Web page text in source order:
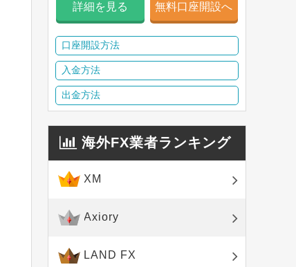
詳細を見る 無料口座開設へ
口座開設方法
入金方法
出金方法
海外FX業者ランキング
XM
Axiory
LAND FX